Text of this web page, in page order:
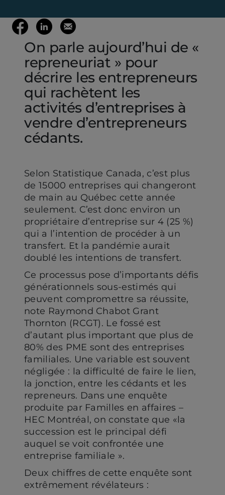
Partager
sur
Facebook
(ouvre
dans
nouvel
onglet)
Partager
sur
LinkedIn
(ouvre
dans
nouvel
onglet)
Envoyer
cette
page
par
mail
(ouvre votre
On parle aujourd’hui de «
repreneuriat » pour
décrire les entrepreneurs
qui rachètent les
activités d’entreprises à
vendre d’entrepreneurs
cédants.
Selon Statistique Canada, c’est plus
de 15000 entreprises qui changeront
de main au Québec cette année
seulement. C’est donc environ un
propriétaire d’entreprise sur 4 (25 %)
qui a l’intention de procéder à un
transfert. Et la pandémie aurait
doublé les intentions de transfert.
Ce processus pose d’importants défis
générationnels sous-estimés qui
peuvent compromettre sa réussite,
note Raymond Chabot Grant
Thornton (RCGT). Le fossé est
d’autant plus important que plus de
80% des PME sont des entreprises
familiales. Une variable est souvent
négligée : la difficulté de faire le lien,
la jonction, entre les cédants et les
repreneurs. Dans une enquête
produite par Familles en affaires –
HEC Montréal, on constate que «la
succession est le principal défi
auquel se voit confrontée une
entreprise familiale ».
Deux chiffres de cette enquête sont
extrêmement révélateurs :